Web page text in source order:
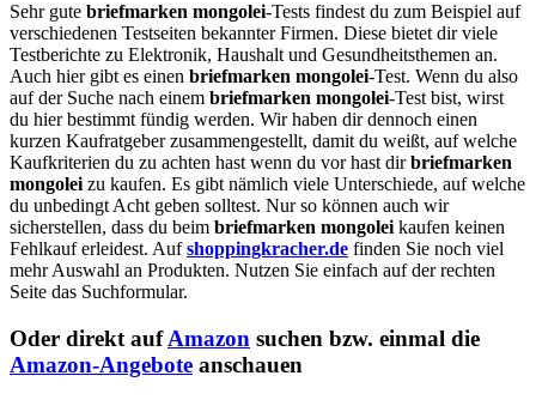
Sehr gute briefmarken mongolei-Tests findest du zum Beispiel auf
verschiedenen Testseiten bekannter Firmen. Diese bietet dir viele
Testberichte zu Elektronik, Haushalt und Gesundheitsthemen an.
Auch hier gibt es einen briefmarken mongolei-Test. Wenn du also
auf der Suche nach einem briefmarken mongolei-Test bist, wirst
du hier bestimmt fündig werden. Wir haben dir dennoch einen
kurzen Kaufratgeber zusammengestellt, damit du weißt, auf welche
Kaufkriterien du zu achten hast wenn du vor hast dirbriefmarken
mongolei zu kaufen. Es gibt nämlich viele Unterschiede, auf welche
du unbedingt Acht geben solltest. Nur so können auch wir
sicherstellen, dass du beim briefmarken mongolei kaufen keinen
Fehlkauf erleidest. Aufshoppingkracher.de finden Sie noch viel
mehr Auswahl an Produkten. Nutzen Sie einfach auf der rechten
Seite das Suchformular.
Oder direkt aufAmazon suchen bzw. einmal die
Amazon-Angebote anschauen